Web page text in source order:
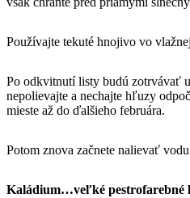
Používajte tekuté hnojivo vo
Po odkvitnutí listy budú zotrvávať
nepolievajte a nechajte hľuzy
mieste až do ďalšieho februára.
Potom znova začnete nalievať
Kaládium…veľké pestrofarebné